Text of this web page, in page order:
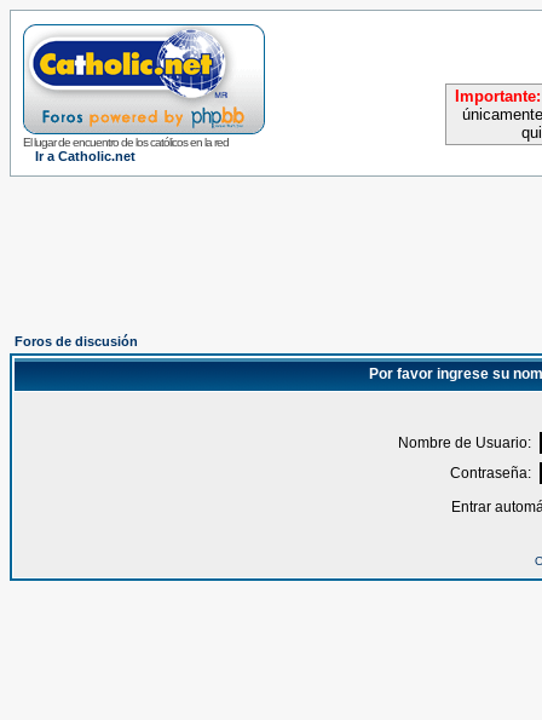
El lugar de encuentro de los católicos en la red
Ir a Catholic.net
Importante:
Foros de discusión
Por favor ingrese su
Nombre de Usuario:
Contraseña:
Entrar